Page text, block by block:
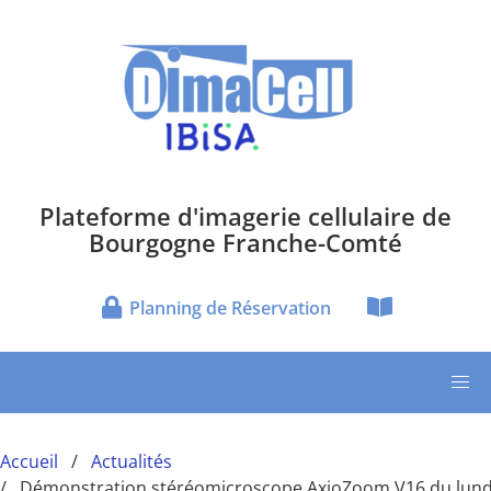
Plateforme d'imagerie cellulaire de
Bourgogne Franche-Comté
Planning de Réservation
Accueil
Actualités